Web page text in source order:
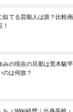
似てる芸能人は誰？比較
！
みの現在の旦那は荒木駿
のは何故？